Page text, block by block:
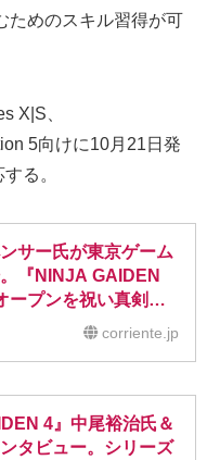
ためのスキル習得が可
X|S、
5向けに10月21日発
る。
サー氏が東京ゲーム
『NINJA GAIDEN
ープンを祝い真剣を
corriente.jp
4』中尾裕治氏＆
タビュー。シリーズ